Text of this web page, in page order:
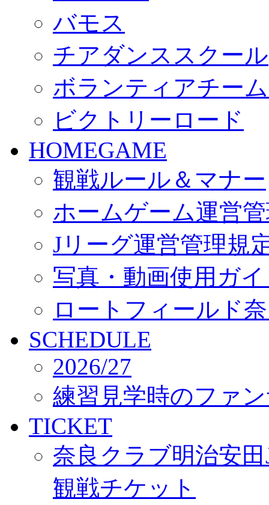
バモス
チアダンススクール
ボランティアチー
ビクトリーロード
HOMEGAME
観戦ルール＆マナー
ホームゲーム運営
Jリーグ運営管理規
写真・動画使用ガ
ロートフィールド
SCHEDULE
2026/27
練習見学時のファ
TICKET
奈良クラブ明治安
観戦チケット